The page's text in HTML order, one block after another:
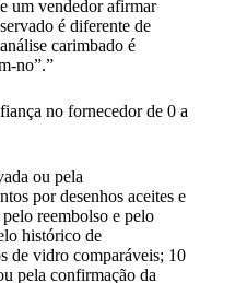
um vendedor afirmar
é diferente de
carimbado é
no”.”
no fornecedor de 0 a
ou pela
por desenhos aceites e
reembolso e pelo
histórico de
de vidro comparáveis; 10
pela confirmação da